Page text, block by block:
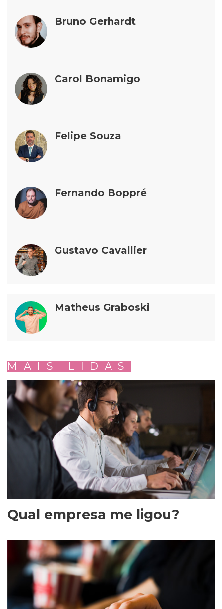
Bruno Gerhardt
Carol Bonamigo
Felipe Souza
Fernando Boppré
Gustavo Cavallier
Matheus Graboski
MAIS LIDAS
Qual empresa me ligou?